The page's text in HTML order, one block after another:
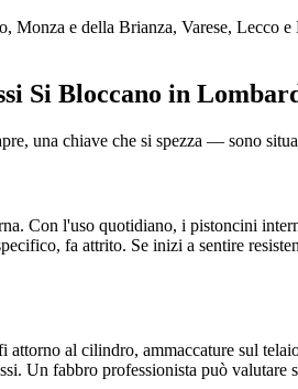
e della Brianza, Varese, Lecco
Si Bloccano in
una chiave che si spezza — sono
Con l'uso quotidiano, i pistoncini
fa attrito. Se inizi a sentire
al cilindro, ammaccature sul
Un fabbro professionista può